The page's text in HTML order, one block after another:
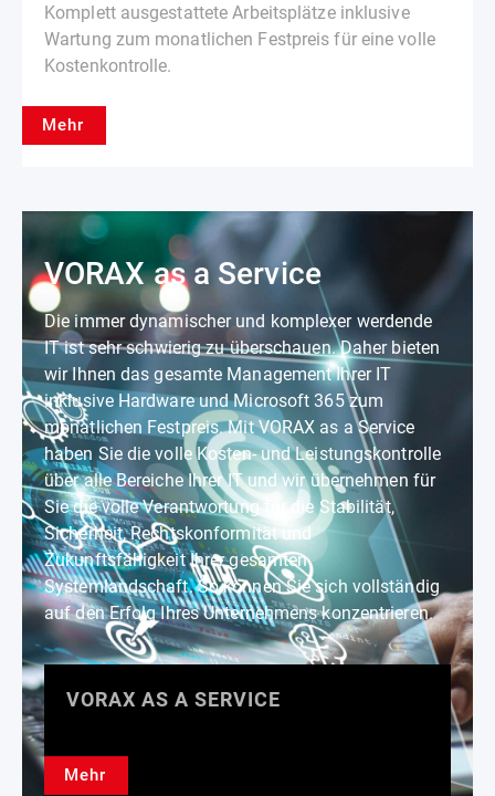
Komplett ausgestattete Arbeitsplätze inklusive
Wartung zum monatlichen Festpreis für eine volle
Kostenkontrolle.
Mehr
VORAX as a Service
Die immer dynamischer und komplexer werdende
IT ist sehr schwierig zu überschauen. Daher bieten
wir Ihnen das gesamte Management Ihrer IT
inklusive Hardware und Microsoft 365 zum
monatlichen Festpreis. Mit VORAX as a Service
haben Sie die volle Kosten- und Leistungskontrolle
über alle Bereiche Ihrer IT und wir übernehmen für
Sie die volle Verantwortung für die Stabilität,
Sicherheit, Rechtskonformität und
Zukunftsfähigkeit Ihrer gesamten
Systemlandschaft. So können Sie sich vollständig
auf den Erfolg Ihres Unternehmens konzentrieren.
VORAX AS A SERVICE
Mehr